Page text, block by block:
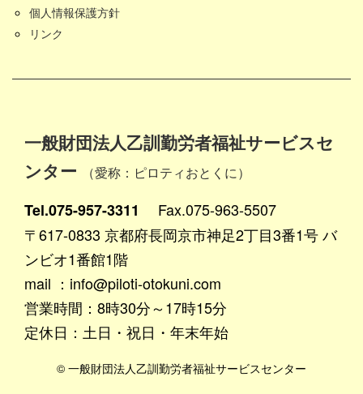
個人情報保護方針
リンク
一般財団法人乙訓勤労者福祉サービスセ
ンター
（愛称：ピロティおとくに）
Tel.075-957-3311
Fax.075-963-5507
〒617-0833 京都府長岡京市神足2丁目3番1号 バ
ンビオ1番館1階
mail ：info@piloti-otokuni.com
営業時間：8時30分～17時15分
定休日：土日・祝日・年末年始
© 一般財団法人乙訓勤労者福祉サービスセンター